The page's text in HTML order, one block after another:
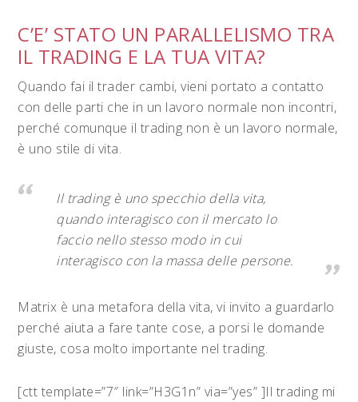
C’E’ STATO UN PARALLELISMO TRA
IL TRADING E LA TUA VITA?
Quando fai il trader cambi, vieni portato a contatto
con delle parti che in un lavoro normale non incontri,
perché comunque il trading non è un lavoro normale,
è uno stile di vita.
Il trading è uno specchio della vita,
quando interagisco con il mercato lo
faccio nello stesso modo in cui
interagisco con la massa delle persone.
Matrix è una metafora della vita, vi invito a guardarlo
perché aiuta a fare tante cose, a porsi le domande
giuste, cosa molto importante nel trading.
[ctt template=”7″ link=”H3G1n” via=”yes” ]Il trading mi